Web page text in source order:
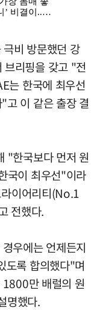
비 방문했던 강
브리핑을 갖고 "전
는 한국에 최우선
고 이 같은 출장 결
"한국보다 먼저 원
국이 최우선"이라
이어리티(No.1
전했다.
우에는 언제든지
도록 합의했다"며
만 배럴의 원
명했다.